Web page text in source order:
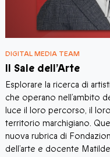
TEAM
la ricerca di artisti e
nell’ambito dell’arte
percorso, il loro
Questo è
di Fondazione
e docente Matilde